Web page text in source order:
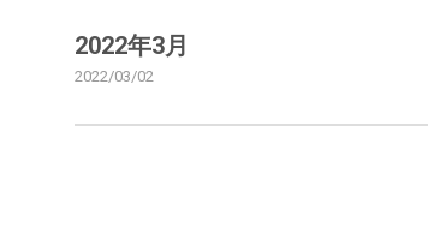
2022年3月
2022/03/02